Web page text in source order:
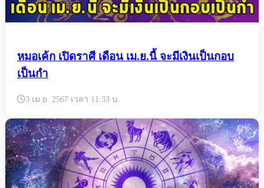
หมอเค้ก เปิดราศี เดือน เม.ย.นี้ จะมีเงินเป็นกอบ